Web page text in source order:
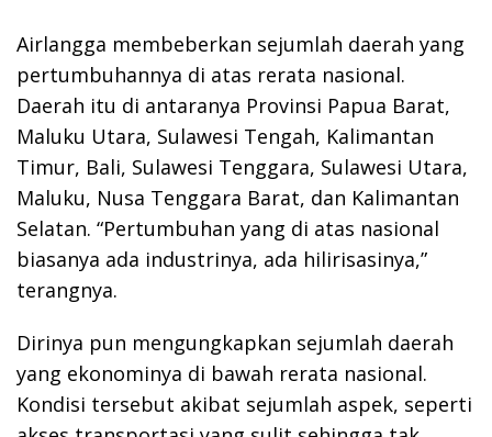
Airlangga membeberkan sejumlah daerah yang
pertumbuhannya di atas rerata nasional.
Daerah itu di antaranya Provinsi Papua Barat,
Maluku Utara, Sulawesi Tengah, Kalimantan
Timur, Bali, Sulawesi Tenggara, Sulawesi Utara,
Maluku, Nusa Tenggara Barat, dan Kalimantan
Selatan. “Pertumbuhan yang di atas nasional
biasanya ada industrinya, ada hilirisasinya,”
terangnya.
Dirinya pun mengungkapkan sejumlah daerah
yang ekonominya di bawah rerata nasional.
Kondisi tersebut akibat sejumlah aspek, seperti